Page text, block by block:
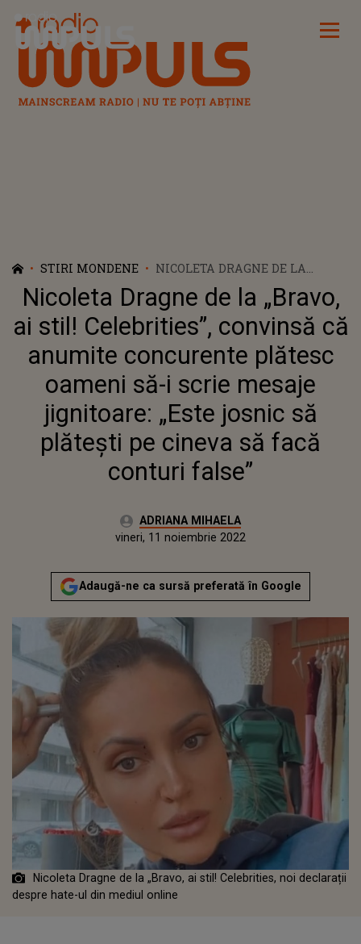
Radio Impuls
STIRI MONDENE
NICOLETA DRAGNE DE LA
„BRAVO, AI STIL! CELEBRITIES”,
CONVINSĂ CĂ ANUMITE
CONCURENTE PLĂTESC OAMENI
SĂ-I SCRIE MESAJE
JIGNITOARE: „ESTE JOSNIC SĂ
PLĂTEȘTI PE CINEVA SĂ FACĂ
CONTURI FALSE”
Nicoleta Dragne de la „Bravo,
ai stil! Celebrities”, convinsă că
anumite concurente plătesc
oameni să-i scrie mesaje
jignitoare: „Este josnic să
plătești pe cineva să facă
conturi false”
Autor:ADRIANA MIHAELA
joi, 11 noiembrie 2021Actualizat:
vineri, 11 noiembrie 2022
Adaugă-ne ca sursă preferată în Google
Nicoleta Dragne de la „Bravo, ai stil! Celebrities, noi declarații
despre hate-ul din mediul online